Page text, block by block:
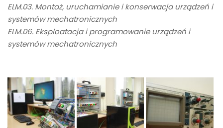
ELM.03. Montaż, uruchamianie i konserwacja urządzeń i
systemów mechatronicznych
ELM.06. Eksploatacja i programowanie urządzeń i
systemów mechatronicznych